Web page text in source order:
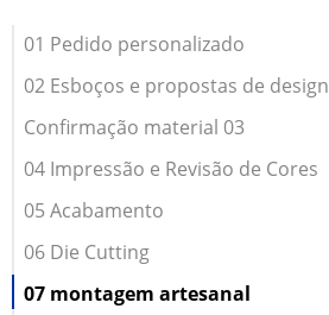
01 Pedido personalizado
02 Esboços e propostas de design
Confirmação material 03
04 Impressão e Revisão de Cores
05 Acabamento
06 Die Cutting
07 montagem artesanal